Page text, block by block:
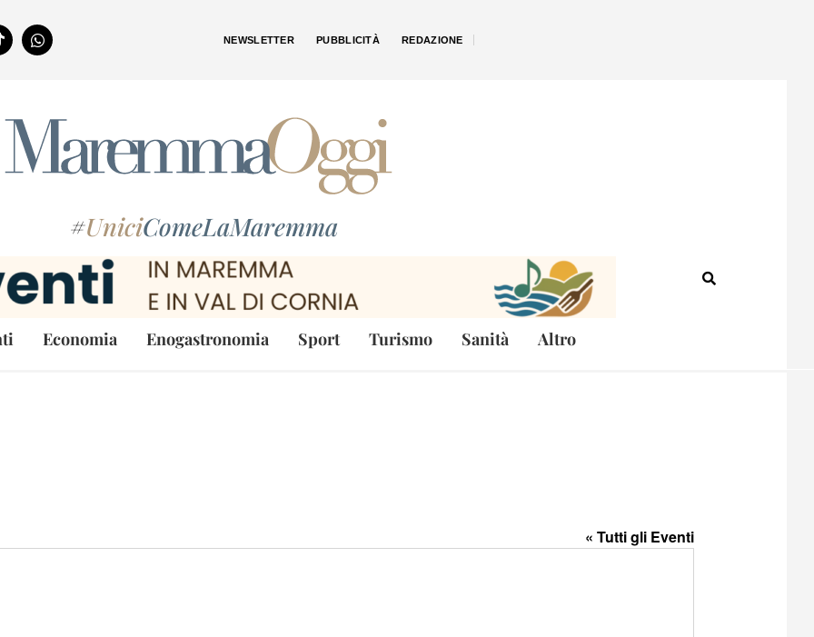
NEWSLETTER PUBBLICITÀ REDAZIONE
#UniciComeLaMaremma
Economia Enogastronomia Sport Turismo Sanità Altro
« Tutti gli Eventi